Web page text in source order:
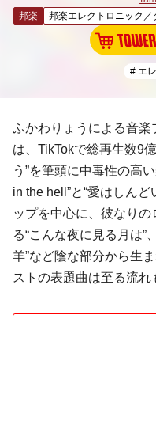
邦楽
邦楽エレクトロニック／
# エ
ふかわりょうによる音
は、TikTokで総再生数9
う”を筆頭に中毒性の高
in the hell”と“愛はしん
ップを中心に、彼なり
る“こんな夜に見る月は”
羊”など陰な部分から生
ストの表題曲は至る流れ